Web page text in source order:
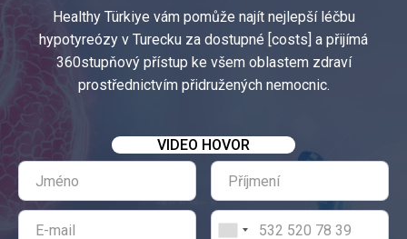
Healthy Türkiye vám pomůže najít nejlepší léčbu
hypotyreózy v Turecku za dostupné [costs] a přijímá
360stupňový přístup ke všem oblastem zdraví
prostřednictvím přidružených nemocnic.
VIDEO HOVOR